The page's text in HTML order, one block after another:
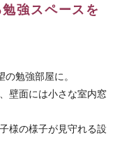
強スペースを
勉強部屋に。
壁面には小さな室内窓
様の様子が見守れる設